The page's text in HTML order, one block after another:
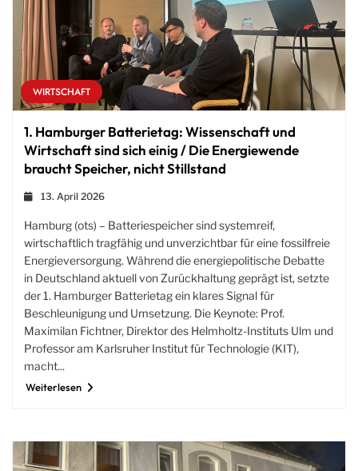
WIRTSCHAFT
1. Hamburger Batterietag: Wissenschaft und
Wirtschaft sind sich einig / Die Energiewende
braucht Speicher, nicht Stillstand
13. April 2026
Hamburg (ots) – Batteriespeicher sind systemreif,
wirtschaftlich tragfähig und unverzichtbar für eine fossilfreie
Energieversorgung. Während die energiepolitische Debatte
in Deutschland aktuell von Zurückhaltung geprägt ist, setzte
der 1. Hamburger Batterietag ein klares Signal für
Beschleunigung und Umsetzung. Die Keynote: Prof.
Maximilan Fichtner, Direktor des Helmholtz-Instituts Ulm und
Professor am Karlsruher Institut für Technologie (KIT),
macht...
Weiterlesen